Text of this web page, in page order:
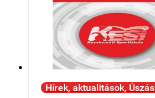
Hírek, aktualitások, Úszás